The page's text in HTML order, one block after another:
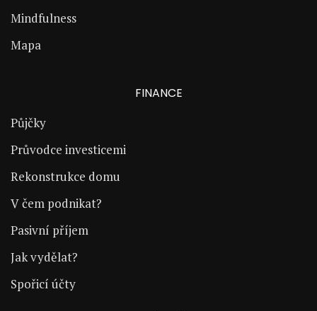
Mindfulness
Mapa
FINANCE
Půjčky
Průvodce investicemi
Rekonstrukce domu
V čem podnikat?
Pasivní příjem
Jak vydělat?
Spořicí účty